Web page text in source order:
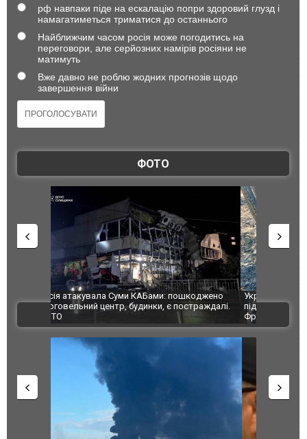
рф навпаки піде на ескалацію попри здоровий глузд і
намагатиметься триматися до останнього
Найближчим часом росія може погодитись на
переговори, але серйозних намірів росіяни не
матимуть
Вже давно не роблю жодних прогнозів щодо
завершення війни
ФОТО
Українські надзвичайники врятували козуленя
під час ліквідації масштабної лісової пожежі у
Франції
СБУ за
Болгарії
ВІДЕО